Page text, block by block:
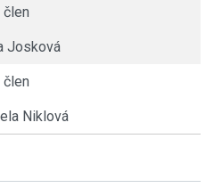
člen
Josková
člen
Niklová